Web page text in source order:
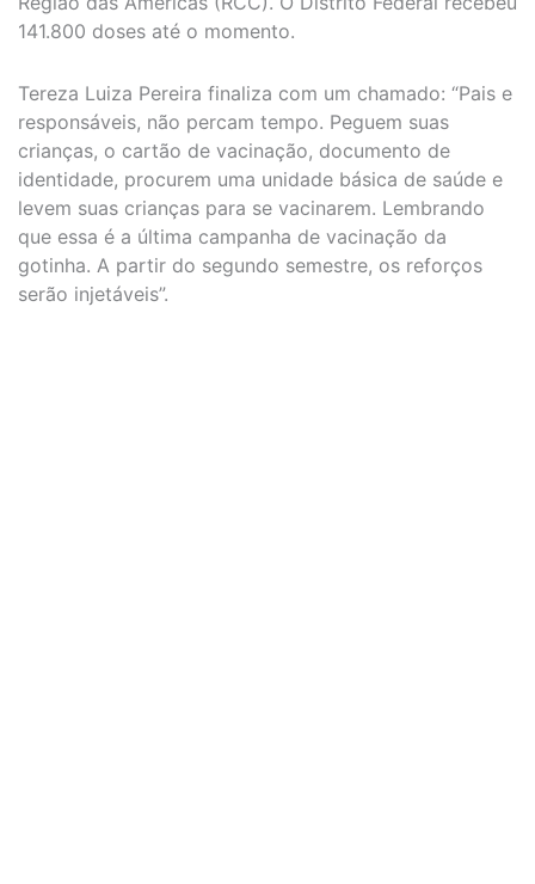
141.800 doses até o momento.
Tereza Luiza Pereira finaliza com um chamado: “Pais e
responsáveis, não percam tempo. Peguem suas
crianças, o cartão de vacinação, documento de
identidade, procurem uma unidade básica de saúde e
levem suas crianças para se vacinarem. Lembrando
que essa é a última campanha de vacinação da
gotinha. A partir do segundo semestre, os reforços
serão injetáveis”.